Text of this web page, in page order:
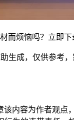
而烦恼吗？立即
生成，仅供参考
该内容为作者观点